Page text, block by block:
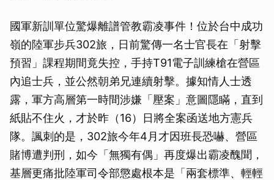
國軍新訓單位驚爆離譜管教霸凌事件！位於台中成功
嶺的陸軍步兵302旅，日前驚傳一名士官長在「射擊
預習」課程期間竟失控，手持T91電子訓練槍在營區
內追士兵，並公然朝弟兄連續射擊。據知情人士透
露，軍方高層第一時間涉嫌「壓案」意圖隱瞞，直到
紙貼不住火，才於昨（16）日將全案函送地方憲兵
隊。諷刺的是，302旅今年4月才因班長恐嚇、營區
賭博遭判刑，如今「無獨有偶」再度爆出霸凌醜聞，
基層更痛批陸軍司令部懲處根本是「兩套標準、輕輕